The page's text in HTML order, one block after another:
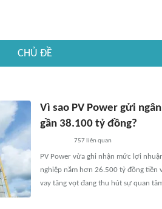
CHỦ ĐỀ
Vì sao PV Power gửi
gần 38.100 tỷ đồng?
757 liên quan
PV Power vừa ghi nhận mức lợi
nghiệp nắm hơn 26.500 tỷ đồng tiền
vay tăng vọt đang thu hút sự quan